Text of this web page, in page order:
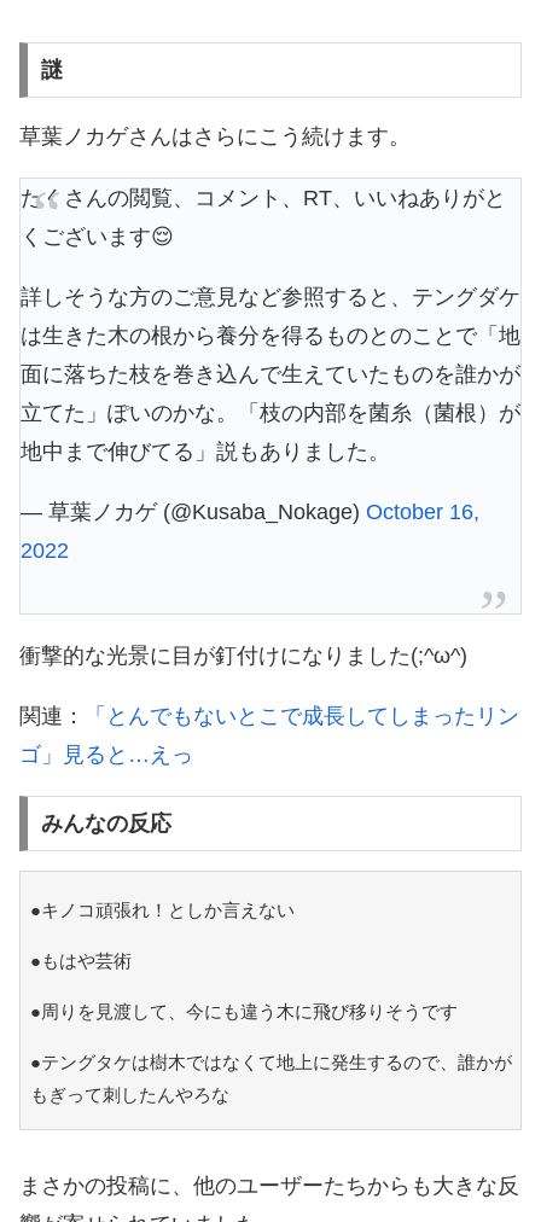
謎
草葉ノカゲさんはさらにこう続けます。
たくさんの閲覧、コメント、RT、いいねありがと
くございます😌
詳しそうな方のご意見など参照すると、テングダケ
は生きた木の根から養分を得るものとのことで「地
面に落ちた枝を巻き込んで生えていたものを誰かが
立てた」ぽいのかな。「枝の内部を菌糸（菌根）が
地中まで伸びてる」説もありました。
— 草葉ノカゲ (@Kusaba_Nokage) October 16,
2022
衝撃的な光景に目が釘付けになりました(;^ω^)
関連：
「とんでもないとこで成長してしまったリン
ゴ」見ると…えっ
みんなの反応
●キノコ頑張れ！としか言えない
●もはや芸術
●周りを見渡して、今にも違う木に飛び移りそうです
●テングタケは樹木ではなくて地上に発生するので、誰かが
もぎって刺したんやろな
まさかの投稿に、他のユーザーたちからも大きな反